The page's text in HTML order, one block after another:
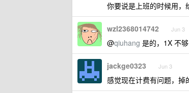
你要说是上班的时候用，
wzl2368014742 Jun 3
@qiuhang 是的，1X 不
jackge0323 Jun 3
感觉现在计费有问题，掉